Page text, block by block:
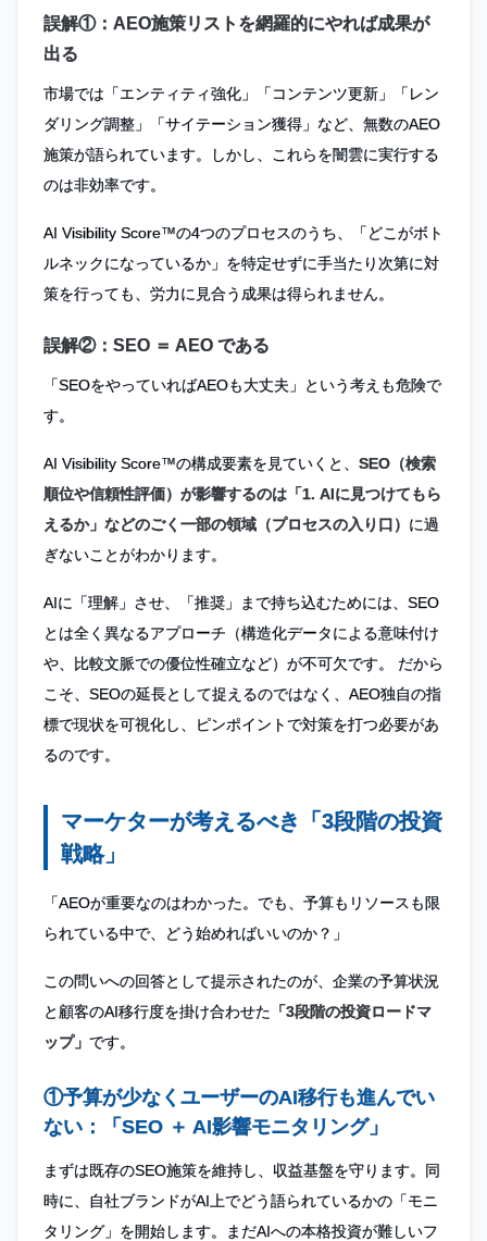
誤解①：AEO施策リストを網羅的にやれば成果が
出る
市場では「エンティティ強化」「コンテンツ更新」「レン
ダリング調整」「サイテーション獲得」など、無数のAEO
施策が語られています。しかし、これらを闇雲に実行する
のは非効率です。
AI Visibility Score™の4つのプロセスのうち、「どこがボト
ルネックになっているか」を特定せずに手当たり次第に対
策を行っても、労力に見合う成果は得られません。
誤解②：SEO ＝ AEO である
「SEOをやっていればAEOも大丈夫」という考えも危険で
す。
AI Visibility Score™の構成要素を見ていくと、 SEO（検索
順位や信頼性評価）が影響するのは「1. AIに見つけてもら
えるか」などのごく一部の領域（プロセスの入り口） に過
ぎないことがわかります。
AIに「理解」させ、「推奨」まで持ち込むためには、SEO
とは全く異なるアプローチ（構造化データによる意味付け
や、比較文脈での優位性確立など）が不可欠です。 だから
こそ、SEOの延長として捉えるのではなく、AEO独自の指
標で現状を可視化し、ピンポイントで対策を打つ必要があ
るのです。
マーケターが考えるべき「3段階の投資
戦略」
「AEOが重要なのはわかった。でも、予算もリソースも限
られている中で、どう始めればいいのか？」
この問いへの回答として提示されたのが、企業の予算状況
と顧客のAI移行度を掛け合わせた 「3段階の投資ロードマ
ップ」 です。
①予算が少なくユーザーのAI移行も進んでい
ない：「SEO ＋ AI影響モニタリング」
まずは既存のSEO施策を維持し、収益基盤を守ります。同
時に、自社ブランドがAI上でどう語られているかの「モニ
タリング」を開始します。まだAIへの本格投資が難しいフ